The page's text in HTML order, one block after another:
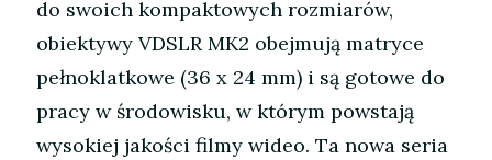
do swoich kompaktowych rozmiarów,
obiektywy VDSLR MK2 obejmują matryce
pełnoklatkowe (36 x 24 mm) i są gotowe do
pracy w środowisku, w którym powstają
wysokiej jakości filmy wideo. Ta nowa seria